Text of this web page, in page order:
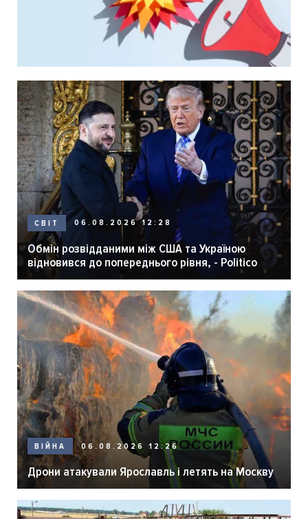
СВІТ 06.08.2026 12:28
Обмін розвідданими між США та Україною
відновився до попереднього рівня, - Politico
ВІЙНА 06.08.2026 12:26
Дрони атакували Ярославль і летять на Москву